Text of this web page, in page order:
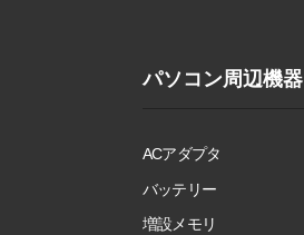
パソコン周辺機器
ACアダプタ
バッテリー
増設メモリ